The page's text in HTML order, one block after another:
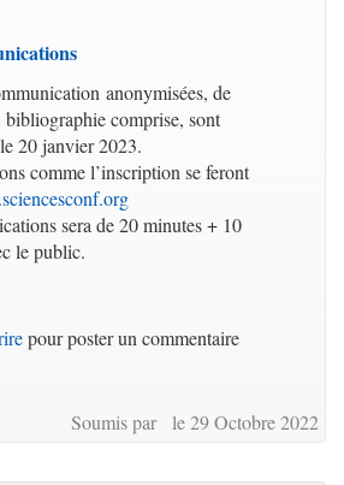
anonymisées, de
comprise, sont
20 janvier 2023.
comme l’inscription se feront
sera de 20 minutes + 10
le public.
pour poster un commentaire
Soumis par le 29 Octobre 2022